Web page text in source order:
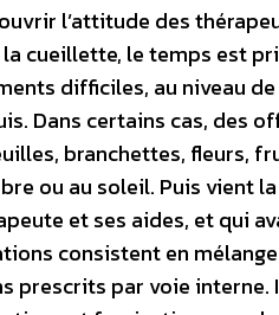
l’attitude des
cueillette, le temps est
difficiles, au niveau
Dans certains cas, des
branchettes, fleurs,
ou au soleil. Puis vient
et ses aides, et qui
consistent en
prescrits par voie interne.